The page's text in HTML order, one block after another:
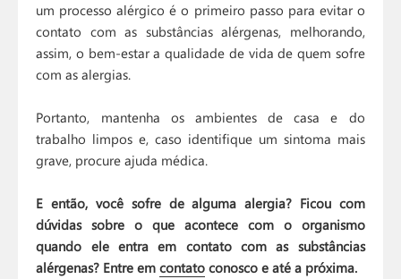
um processo alérgico é o primeiro passo para evitar o
contato com as substâncias alérgenas, melhorando,
assim, o bem-estar a qualidade de vida de quem sofre
com as alergias.
Portanto, mantenha os ambientes de casa e do
trabalho limpos e, caso identifique um sintoma mais
grave, procure ajuda médica.
E então, você sofre de alguma alergia? Ficou com
dúvidas sobre o que acontece com o organismo
quando ele entra em contato com as substâncias
alérgenas? Entre emcontato conosco e até a próxima.